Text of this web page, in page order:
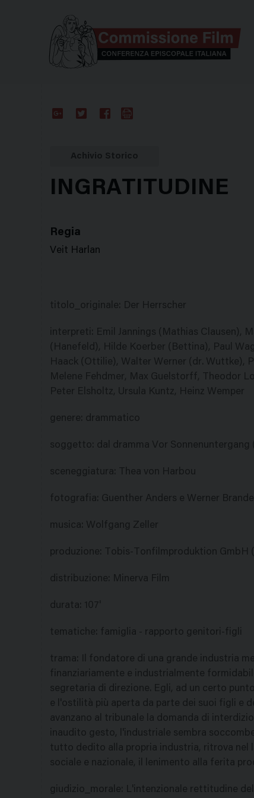
INGRATITUDINE
Regia
Veit Harlan
titolo_originale: Der Herrscher
interpreti: Emil Jannings (Mathias Clausen),
(Hanefeld), Hilde Koerber (Bettina), Paul
Haack (Ottilie), Walter Werner (dr. Wuttke),
Melene Fehdmer, Max Guelstorff, Theodor
Peter Elsholtz, Ursula Kuntz, Heinz Wemper
genere: drammatico
soggetto: dal dramma Vor
sceneggiatura: Thea von Harbou
fotografia: Guenther Anders e Werner
musica: Wolfgang Zeller
produzione: Tobis-Tonfilmproduktion GmbH
distribuzione: Minerva Film
durata: 107'
tematiche: famiglia - rapporto genitori-figli
trama: Il fondatore di una grande industria
finanziariamente e industrialmente
segretaria di direzione. Egli, ad un certo
e l'ostilità più aperta da parte dei suoi figli e
avanzano al tribunale la domanda di
inaudito gesto, l'industriale sembra
tutto dedito alla propria industria, ritrova nel
sociale e nazionale, il lenimento alla ferita
giudizio_morale: L'intenzionale rettitudine